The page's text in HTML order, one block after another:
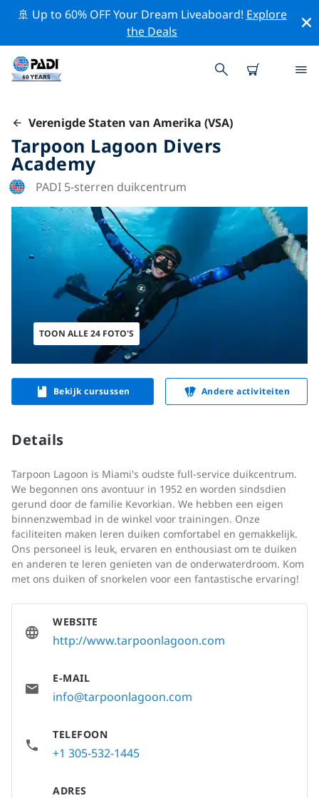
🚢 Up to 60% OFF Your Dream Liveaboard! Explore
the Deals
Verenigde Staten van Amerika (VSA)
Tarpoon Lagoon Divers
Academy
PADI 5-sterren duikcentrum
TOON ALLE 24 FOTO'S
Bekijk cursussen Andere activiteiten
Details
Tarpoon Lagoon is Miami's oudste full-service duikcentrum.
We begonnen ons avontuur in 1952 en worden sindsdien
gerund door de familie Kevorkian. We hebben een eigen
binnenzwembad in de winkel voor trainingen. Onze
faciliteiten maken leren duiken comfortabel en gemakkelijk.
Ons personeel is leuk, ervaren en enthousiast om te duiken
en anderen te leren genieten van de onderwaterdroom. Kom
met ons duiken of snorkelen voor een fantastische ervaring!
WEBSITE
http://www.tarpoonlagoon.com
E-MAIL
info@tarpoonlagoon.com
TELEFOON
+1 305-532-1445
ADRES